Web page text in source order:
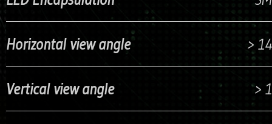
Horizontal view angle >
Vertical view angle >